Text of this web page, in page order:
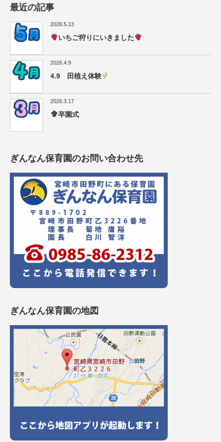
最近の記事
2026.5.13
いちご狩りにいきました
2026.4.9
4.9 田植え体験
2026.3.17
卒園式
ぎんなん保育園のお問い合わせ先
ぎんなん保育園の地図